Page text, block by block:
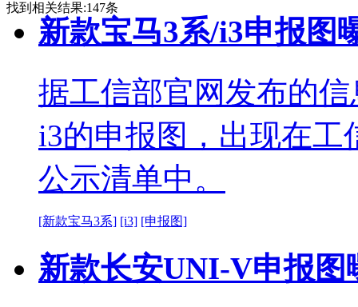
找到相关结果:147条
新款宝马3系/i3申报图
据工信部官网发布的
i3的申报图，出现在工
公示清单中。
[新款宝马3系] [i3] [申报图]
新款长安UNI-V申报图